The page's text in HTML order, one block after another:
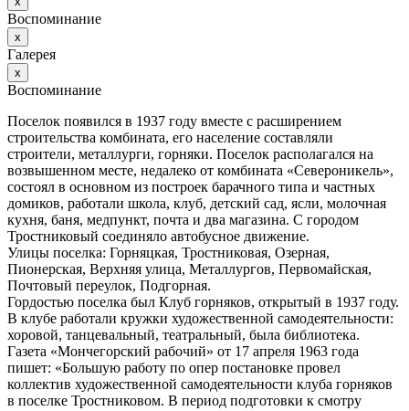
Воспоминание
х
Галерея
х
Воспоминание
Поселок появился в 1937 году вместе с расширением
строительства комбината, его население составляли
строители, металлурги, горняки. Поселок располагался на
возвышенном месте, недалеко от комбината «Североникель»,
состоял в основном из построек барачного типа и частных
домиков, работали школа, клуб, детский сад, ясли, молочная
кухня, баня, медпункт, почта и два магазина. С городом
Тростниковый соединяло автобусное движение.
Улицы поселка: Горняцкая, Тростниковая, Озерная,
Пионерская, Верхняя улица, Металлургов, Первомайская,
Почтовый переулок, Подгорная.
Гордостью поселка был Клуб горняков, открытый в 1937 году.
В клубе работали кружки художественной самодеятельности:
хоровой, танцевальный, театральный, была библиотека.
Газета «Мончегорский рабочий» от 17 апреля 1963 года
пишет: «Большую работу по опер постановке провел
коллектив художественной самодеятельности клуба горняков
в поселке Тростниковом. В период подготовки к смотру